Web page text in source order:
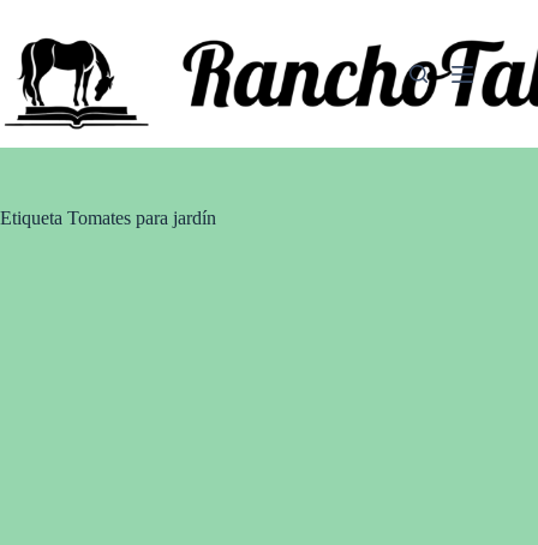
contenido
Etiqueta Tomates para jardín